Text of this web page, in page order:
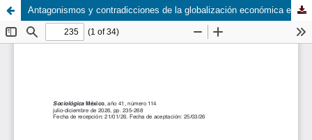
Antagonismos y contradicciones de la globalización económica en la obra de Saskia Sassen